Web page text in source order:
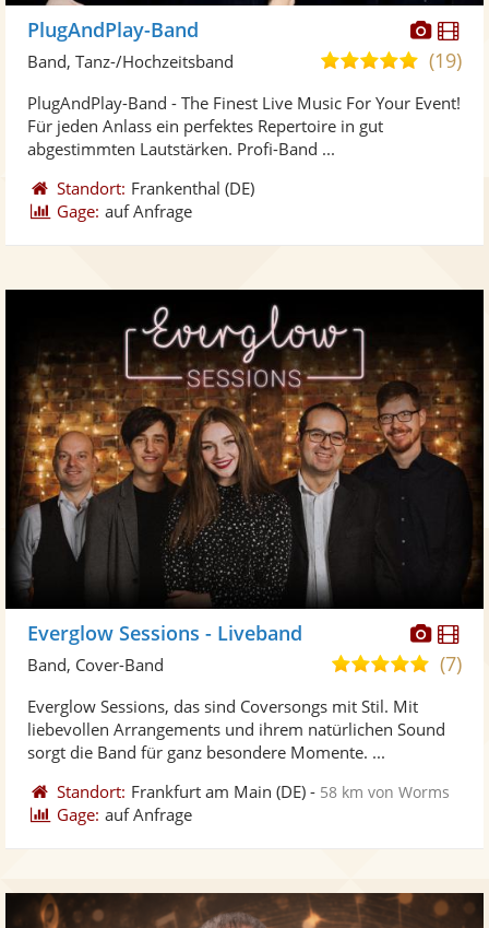
Fotos
PlugAndPlay-Band
5,0
5
(19)
Band, Tanz-/Hochzeitsband
PlugAndPlay-Band - The Finest Live Music For Your Event!
Für jeden Anlass ein perfektes Repertoire in gut
abgestimmten Lautstärken. Profi-Band ...
Standort: Frankenthal (DE)
Gage: auf Anfrage
Everglow Sessions - Liveband
5,0(7)
Band, Cover-Band
Everglow Sessions, das sind Coversongs mit Stil. Mit
liebevollen Arrangements und ihrem natürlichen Sound
sorgt die Band für ganz besondere Momente. ...
Standort: Frankfurt am Main (DE) - 58 km von Worms
Gage: auf Anfrage